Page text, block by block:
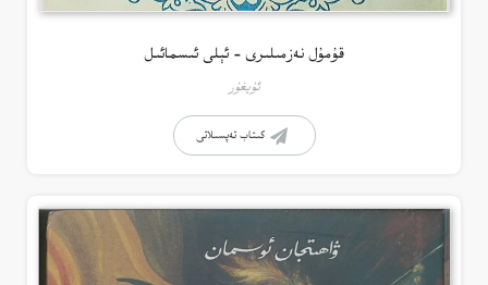
قۇمۇل نەزمىلىرى – ئېلى ئىسمائىل
ئۇيغۇر
كىتاب تەپسىلاتى